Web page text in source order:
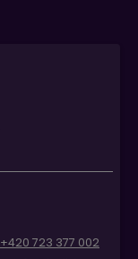
+420 723 377 002